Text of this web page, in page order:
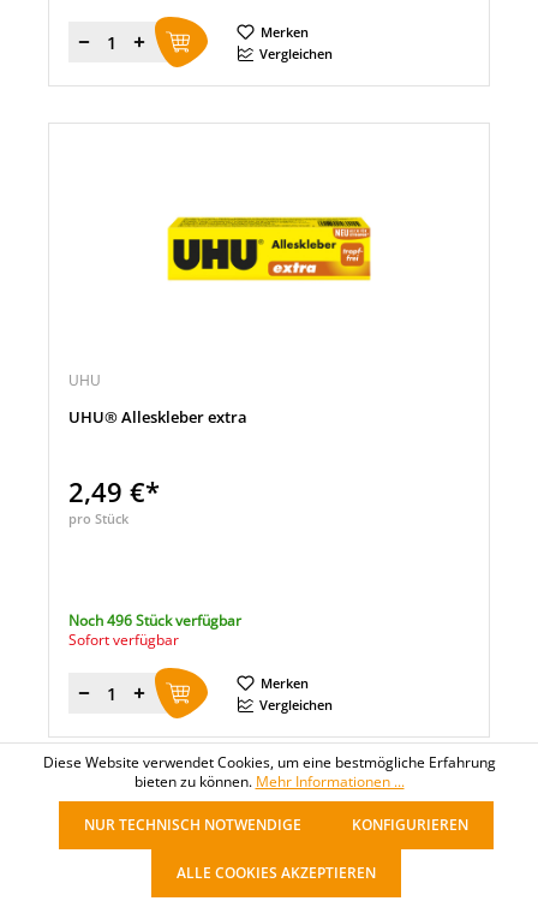
Menge
Merken
Vergleichen
UHU
UHU® Alleskleber extra
2,49 €*
pro Stück
Noch 496 Stück verfügbar
Sofort verfügbar
Menge
Merken
Vergleichen
4 5
Diese Website verwendet Cookies, um eine bestmögliche Erfahrung
bieten zu können. Mehr Informationen ...
NUR TECHNISCH NOTWENDIGE KONFIGURIEREN
ALLE COOKIES AKZEPTIEREN